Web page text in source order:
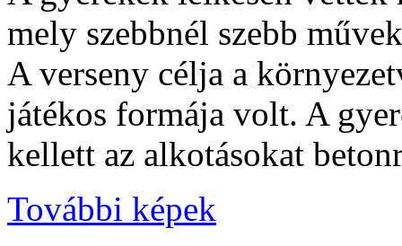
mely szebbnél szebb
A verseny célja a
játékos formája volt. A
kellett az alkotásokat
További képek